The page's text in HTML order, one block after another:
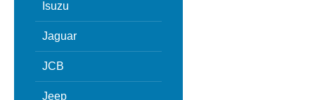
Isuzu
Jaguar
JCB
Jeep